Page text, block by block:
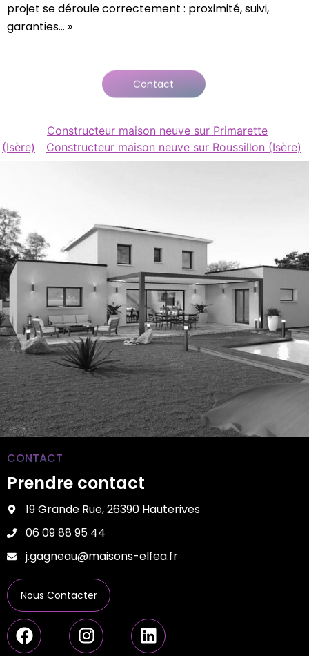
projet se déroule correctement : proximité, suivi,
garanties… »
Contact
Constructeur maison neuve sur Primarette
(Isère)
Constructeur maison neuve sur Roussillon (Isère)
CONTACT
Prendre contact
19 Grande Rue, 26390 Hauterives
06 09 88 95 44
j.gagneau@maisons-elfea.fr
Nous Contacter